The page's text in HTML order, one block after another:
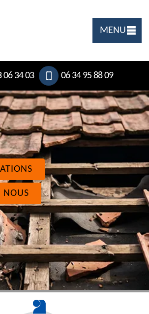
MENU
06 34 03 06 34 95 88 09
NOUS